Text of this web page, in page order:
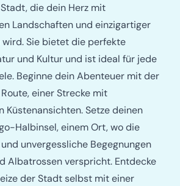
die dein Herz mit
Landschaften und einzigartiger
Sie bietet die perfekte
und Kultur und ist ideal für jede
Beginne dein Abenteuer mit der
einer Strecke mit
Küstenansichten. Setze deinen
Halbinsel, einem Ort, wo die
unvergessliche Begegnungen
Albatrossen verspricht. Entdecke
der Stadt selbst mit einer